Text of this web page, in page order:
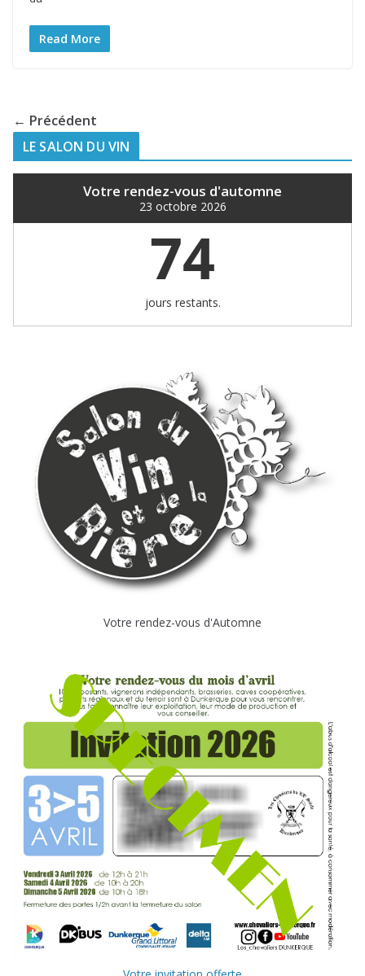
Read More
← Précédent
LE SALON DU VIN
Votre rendez-vous d'automne
23 octobre 2026
74
jours restants.
Votre rendez-vous d'Automne